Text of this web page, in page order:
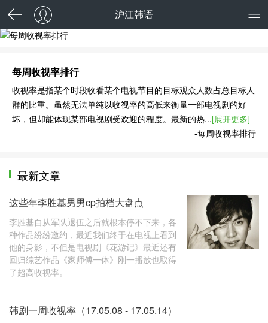
沪江韩语
每周收视率排行
每周收视率排行
收视率是指某个时段收看某个电视节目的目标观众人数占总目标人
群的比重。虽然无法单纯以收视率的高低来衡量一部电视剧的好
坏，但却能体现某部电视剧受欢迎的程度。最新的热...[展开更多]
-每周收视率排行
最新文章
这些年李胜基男男cp拍档大盘点
李胜基自从军队退伍之后就根本停不下来，各
种作品纷纷邀约，最近我们终于在电视上看到
他的身影，不但是电视剧《花游记》最近还有
回归综艺作品《家师傅一体》刚一播放也取得
了超高收视率。
韩剧一周收视率（17.05.08 - 17.05.14）